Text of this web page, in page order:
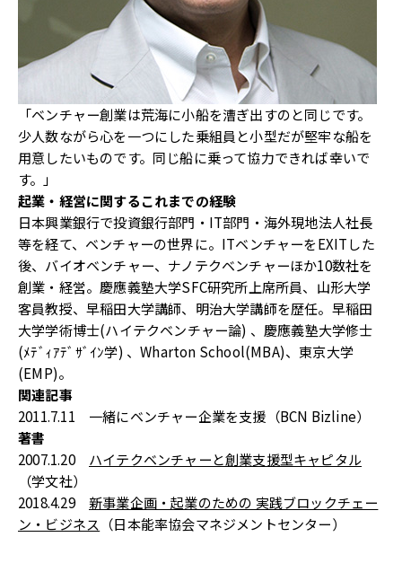
「ベンチャー創業は荒海に小船を漕ぎ出すのと同じです。
少人数ながら心を一つにした乗組員と小型だが堅牢な船を
用意したいものです。同じ船に乗って協力できれば幸いで
す。」
起業・経営に関するこれまでの経験
日本興業銀行で投資銀行部門・IT部門・海外現地法人社長
等を経て、ベンチャーの世界に。ITベンチャーをEXITした
後、バイオベンチャー、ナノテクベンチャーほか10数社を
創業・経営。慶應義塾大学SFC研究所上席所員、山形大学
客員教授、早稲田大学講師、明治大学講師を歴任。早稲田
大学学術博士(ハイテクベンチャー論) 、慶應義塾大学修士
(ﾒﾃﾞｨｱﾃﾞｻﾞｲﾝ学) 、Wharton School(MBA)、東京大学
(EMP)。
関連記事
2011.7.11 一緒にベンチャー企業を支援（BCN Bizline）
著書
2007.1.20 ハイテクベンチャーと創業支援型キャピタル
（学文社）
2018.4.29 新事業企画・起業のための 実践ブロックチェー
ン・ビジネス
（日本能率協会マネジメントセンター）